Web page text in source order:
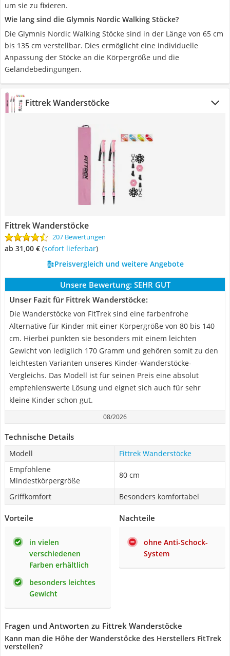
um sie zu fixieren.
Wie lang sind die Glymnis Nordic Walking Stöcke?
Die Glymnis Nordic Walking Stöcke sind in der Länge von 65 cm
bis 135 cm verstellbar. Dies ermöglicht eine individuelle
Anpassung der Stöcke an die Körpergröße und die
Geländebedingungen.
Fittrek Wanderstöcke
Fittrek Wanderstöcke
207 Bewertungen
ab 31,00 € ( Sofort lieferbar)
Preisvergleich und weitere Angebote
Unsere Bewertung: SEHR GUT
Unser Fazit für Fittrek Wanderstöcke:
Die Wanderstöcke von FitTrek sind eine farbenfrohe
Alternative für Kinder mit einer Körpergröße von 80 bis 140
cm. Hierbei punkten sie besonders mit einem leichten
Gewicht von lediglich 170 Gramm und gehören somit zu den
leichtesten Varianten unseres Kinder-Wanderstöcke-
Vergleichs. Das Modell ist für seinen Preis eine absolut
empfehlenswerte Lösung und eignet sich auch für sehr
kleine Kinder schon gut.
08/2026
Technische Details
Modell
Fittrek Wanderstöcke
Empfohlene
Mindestkörpergröße
80 cm
Griffkomfort Besonders komfortabel
Vorteile
in vielen
verschiedenen
Farben erhältlich
besonders leichtes
Gewicht
Nachteile
ohne Anti-Schock-
System
Fragen und Antworten zu Fittrek Wanderstöcke
Kann man die Höhe der Wanderstöcke des Herstellers FitTrek
verstellen?